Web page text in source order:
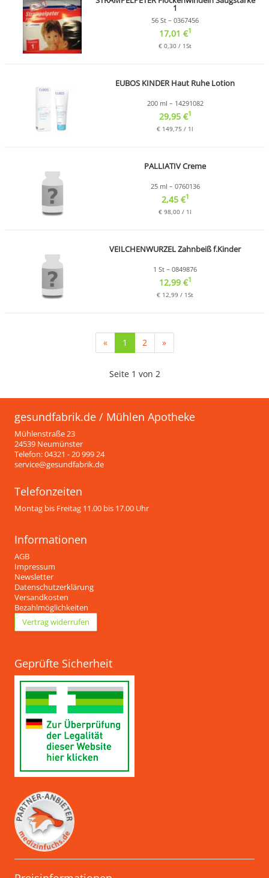
1
56 St – 0367456
17,01 €1
€ 0,30 / 1St
EUBOS KINDER Haut Ruhe Lotion
200 ml – 14291082
29,95 €1
€ 149,75 / 1l
PALLIATIV Creme
25 ml – 0760136
2,45 €1
€ 98,00 / 1l
VEILCHENWURZEL Zahnbeiß f.Kinder
1 St – 0849876
12,99 €1
€ 12,99 / 1St
« 1 (current)
2 »
Seite 1 von 2
gesundfabrik.de / Mühlen Apotheke
Mühlenstraße 23
24539 Neumünster
Telefon: 04321 - 20 999 24
service@gesundfabrik.de
Telefonzeiten
Montag bis Freitag 11.00 bis 17.00 Uhr
Informationen
AGB
Impressum
Newsletter
Datenschutzerklärung
Versandkosten
Bezahlmöglichkeiten
Vertrag widerrufen
Geprüfte Sicherheit